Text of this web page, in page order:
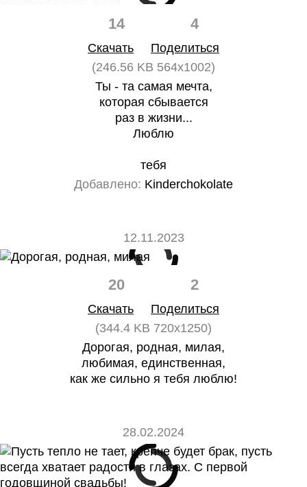
14 4
Скачать
Поделиться
(246.56 KB 564x1002)
Ты - та самая мечта,
которая сбывается
раз в жизни...
Люблю
тебя
Добавлено: Kinderchokolate
12.11.2023
20 2
Скачать
Поделиться
(344.4 KB 720x1250)
Дорогая, родная, милая,
любимая, единственная,
как же сильно я тебя люблю!
28.02.2024